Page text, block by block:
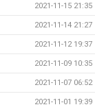
2021-11-15 21:35
2021-11-14 21:27
2021-11-12 19:37
2021-11-09 10:35
2021-11-07 06:52
2021-11-01 19:39